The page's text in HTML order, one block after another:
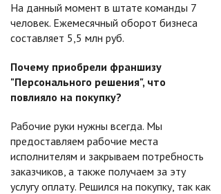
На данный момент в штате команды 7
человек. Ежемесячный оборот бизнеса
составляет 5,5 млн руб.
Почему приобрели франшизу
"Персонального решения", что
повлияло на покупку?
Рабочие руки нужны всегда. Мы
предоставляем рабочие места
исполнителям и закрываем потребность
заказчиков, а также получаем за эту
услугу оплату. Решился на покупку, так как